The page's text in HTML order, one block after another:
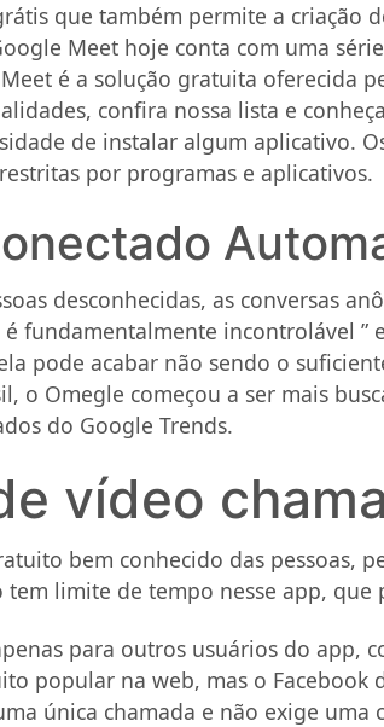
que também permite a criação
Meet hoje conta com uma
é a solução gratuita oferecida
confira nossa lista e
de instalar algum aplicativo.
por programas e aplicativos.
desconhecidas, as conversas
fundamentalmente incontrolável
pode acabar não sendo o
o Omegle começou a ser mais
do Google Trends.
vídeo
bem conhecido das
limite de tempo nesse app,
para outros usuários do
popular na web, mas o
única chamada e não exige